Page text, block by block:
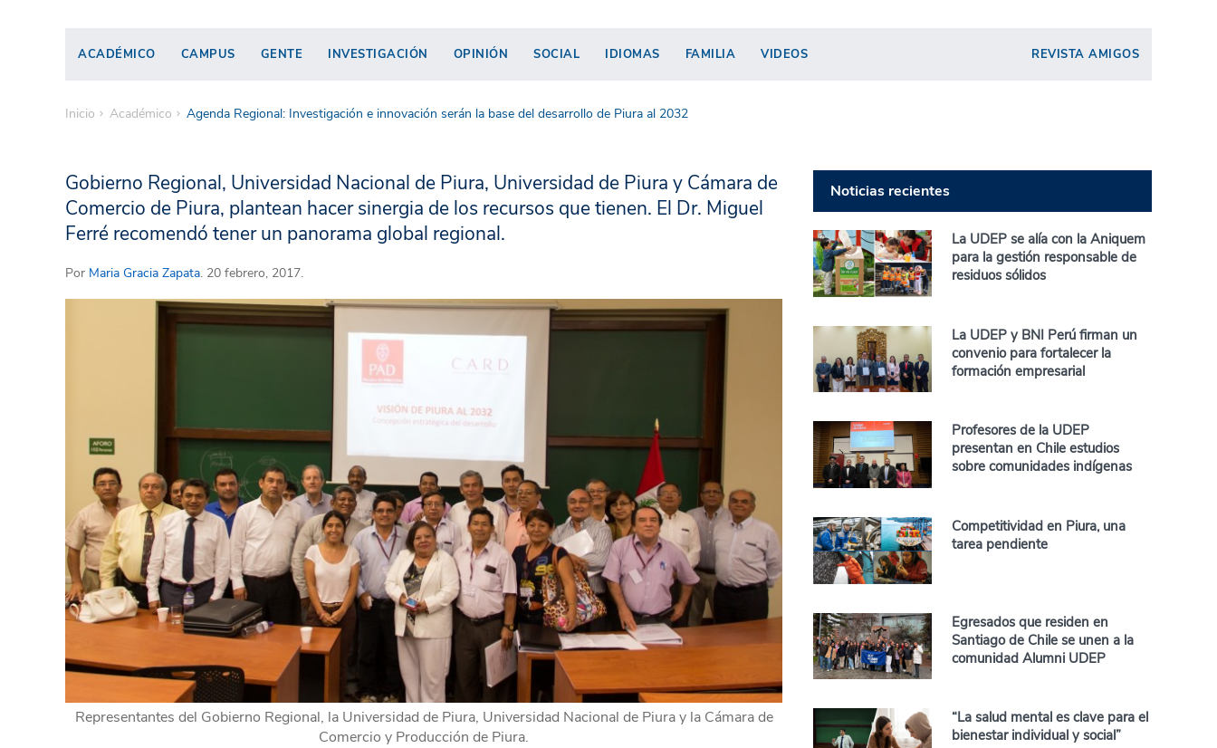
ACADÉMICO CAMPUS GENTE INVESTIGACIÓN OPINIÓN SOCIAL IDIOMAS FAMILIA VIDEOS REVISTA AMIGOS
Inicio Académico Agenda Regional: Investigación e innovación serán la base del desarrollo de Piura al 2032
Gobierno Regional, Universidad Nacional de Piura, Universidad de Piura y Cámara de
Comercio de Piura, plantean hacer sinergia de los recursos que tienen. El Dr. Miguel
Ferré recomendó tener un panorama global regional.
Por Maria Gracia Zapata. 20 febrero, 2017.
Representantes del Gobierno Regional, la Universidad de Piura, Universidad Nacional de Piura y la Cámara de
Comercio y Producción de Piura.
Noticias recientes
La UDEP se alía con la Aniquem
para la gestión responsable de
residuos sólidos
La UDEP y BNI Perú firman un
convenio para fortalecer la
formación empresarial
Profesores de la UDEP
presentan en Chile estudios
sobre comunidades indígenas
Competitividad en Piura, una
tarea pendiente
Egresados que residen en
Santiago de Chile se unen a la
comunidad Alumni UDEP
“La salud mental es clave para el
bienestar individual y social”